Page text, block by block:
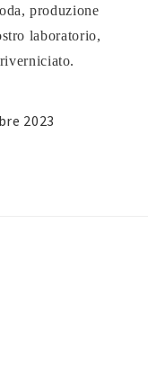
produzione
laboratorio,
2023